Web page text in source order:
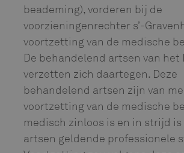
beademing), vorderen bij de
voorzieningenrechter s’-
voortzetting van de medische
De behandelend artsen van het
verzetten zich daartegen. Deze
behandelend artsen zijn van
voortzetting van de medische
medisch zinloos is en in strijd is
artsen geldende professionele